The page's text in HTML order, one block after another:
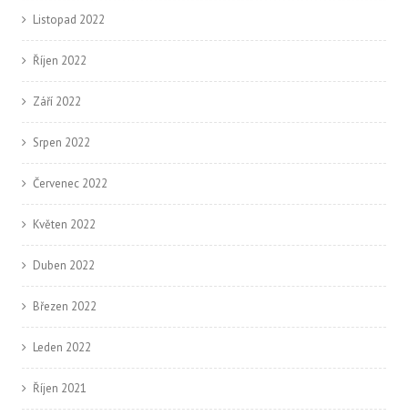
Listopad 2022
Říjen 2022
Září 2022
Srpen 2022
Červenec 2022
Květen 2022
Duben 2022
Březen 2022
Leden 2022
Říjen 2021